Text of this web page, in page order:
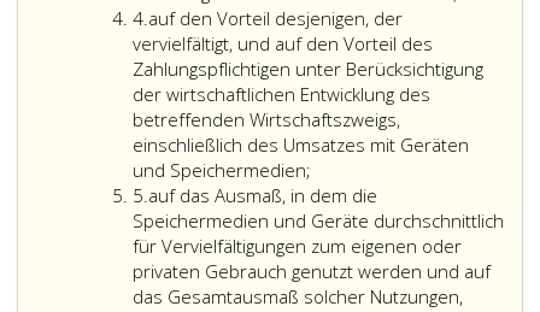
Vervielfältigungen
geeignet
sind,
im
Inland
gewerbsmäßig
Verkehr
kommen.
4.Ziffer
4
auf den Vorteil desjenigen, der
vervielfältigt, und auf den Vorteil des
Zahlungspflichtigen unter Berücksichtigung
der wirtschaftlichen Entwicklung des
betreffenden Wirtschaftszweigs,
einschließlich des Umsatzes mit Geräten
und Speichermedien;
5.Ziffer
5
auf das Ausmaß, in dem die
Speichermedien und Geräte durchschnittlich
für Vervielfältigungen zum eigenen oder
privaten Gebrauch genutzt werden und auf
das Gesamtausmaß solcher Nutzungen,